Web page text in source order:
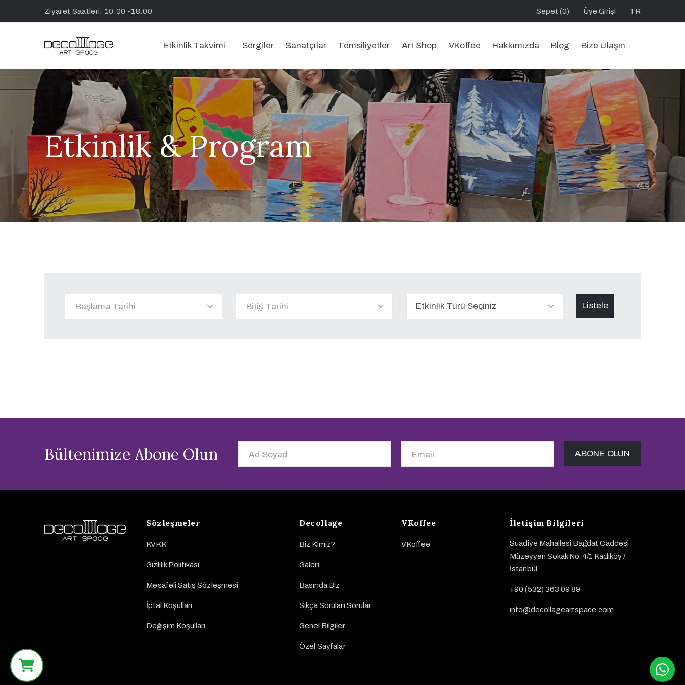
Ziyaret Saatleri: 10:00 -18:00 Sepet (0) Üye Girişi TR
Etkinlik Takvimi Sergiler Sanatçılar Temsiliyetler Art Shop VKoffee Hakkımızda Blog Bize Ulaşın
Etkinlik & Program
Etkinlik Türü Seçiniz
Bültenimize Abone Olun
Sözleşmeler
KVKK
Gizlilik Politikası
Mesafeli Satış Sözleşmesi
İptal Koşulları
Değişim Koşulları
Decollage
Biz Kimiz?
Galeri
Basında Biz
Sıkça Sorulan Sorular
Genel Bilgiler
Özel Sayfalar
VKoffee
VKoffee
İletişim Bilgileri
Suadiye Mahallesi Bağdat Caddesi
Müzeyyen Sokak No:4/1 Kadıköy /
İstanbul
+90 (532) 363 09 89
info@decollageartspace.com